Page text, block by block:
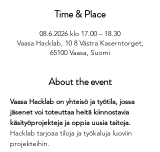
Time & Place
08.6.2026 klo 17.00 – 18.30
Vaasa Hacklab, 10 8 Västra Kaserntorget,
65100 Vaasa, Suomi
About the event
Vaasa Hacklab on yhteisö ja työtila, jossa
jäsenet voi toteuttaa heitä kiinnostavia
käsityöprojekteja ja oppia uusia taitoja.
Hacklab tarjoaa tiloja ja työkaluja luoviin
projekteihin.